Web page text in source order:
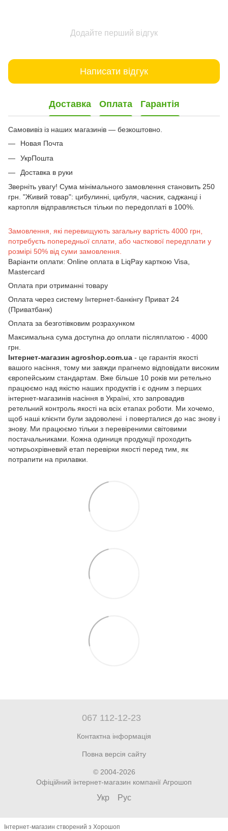
Додайте перший відгук
Написати відгук
Доставка Оплата Гарантія
Самовивіз із наших магазинів — безкоштовно.
Новая Почта
УкрПошта
Доставка в руки
Зверніть увагу! Сума мінімального замовлення становить 250
грн. "Живий товар": цибулинні, цибуля, часник, саджанці і
картопля відправляється тільки по передоплаті в 100%.
Замовлення, які перевищують загальну вартість 4000 грн,
потребуєть попередньої сплати, або часткової передплати у
розмірі 50% від суми замовлення.
Варіанти оплати: Online оплата в LiqPay карткою Visa,
Mastercard
Оплата при отриманні товару
Оплата через систему Інтернет-банкінгу Приват 24
(Приватбанк)
Оплата за безготівковим розрахунком
Максимальна сума доступна до оплати післяплатою - 4000
грн.
Інтернет-магазин agroshop.com.ua - це гарантія якості
вашого насіння, тому ми завжди прагнемо відповідати високим
європейським стандартам. Вже більше 10 років ми ретельно
працюємо над якістю наших продуктів і є одним з перших
інтернет-магазинів насіння в Україні, хто запровадив
ретельний контроль якості на всіх етапах роботи. Ми хочемо,
щоб наші клієнти були задоволені і поверталися до нас знову і
знову. Ми працюємо тільки з перевіреними світовими
постачальниками. Кожна одиниця продукції проходить
чотирьохрівневий етап перевірки якості перед тим, як
потрапити на прилавки.
067 112-12-23
Контактна інформація
Повна версія сайту
© 2004-2026
Офіційний інтернет-магазин компанії Агрошоп
Укр Рус
Інтернет-магазин створений з Хорошоп